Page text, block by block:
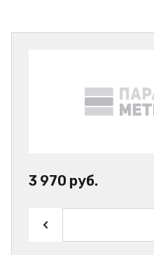
3 970 руб.